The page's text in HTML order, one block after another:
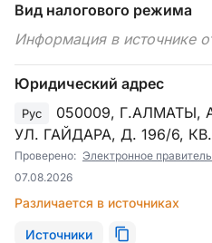
Вид налогового режима
Информация в источнике
Юридический адрес
Рус
050009,
УЛ. ГАЙДАРА, Д. 196/6,
Проверено: Электронное
07.08.2026
Различается в источниках
Источники